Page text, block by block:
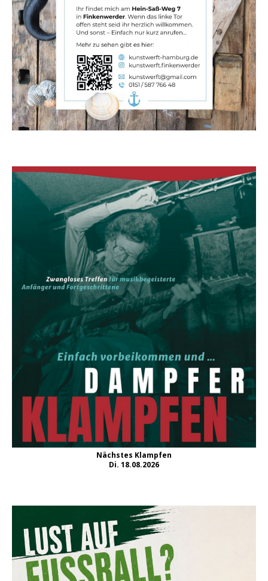
Nächstes Klampfen
Di. 18.08.2026